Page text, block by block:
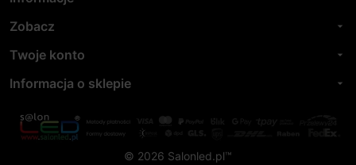
Zobacz arrow_drop_down
Twoje konto arrow_drop_down
Informacja o sklepie arrow_drop_down
© 2026 Salonled.pl™